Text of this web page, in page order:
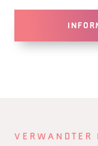
VERWANDTER